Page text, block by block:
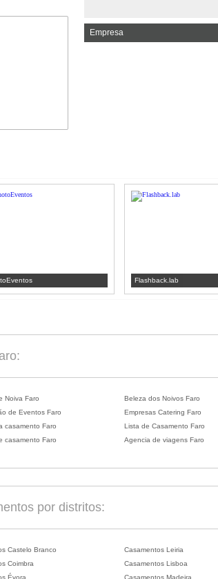
Empresa
Flashback.lab
Noiva Faro
de Eventos Faro
casamento Faro
casamento Faro
Beleza dos Noivos Faro
Empresas Catering Faro
Lista de Casamento Faro
Agencia de viagens Faro
por distritos:
Castelo Branco
Coimbra
Évora
Casamentos Leiria
Casamentos Lisboa
Casamentos Madeira